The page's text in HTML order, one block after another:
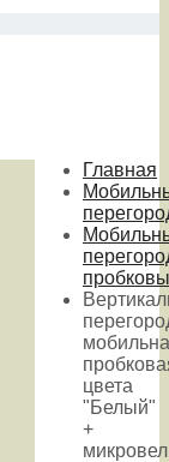
Главная
цвета
"Белый"
+